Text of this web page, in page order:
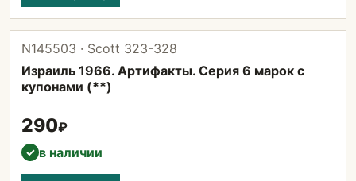
N145503 · Scott 323-328
Израиль 1966. Артифакты. Серия 6 марок с
купонами (**)
290₽
✓ в наличии